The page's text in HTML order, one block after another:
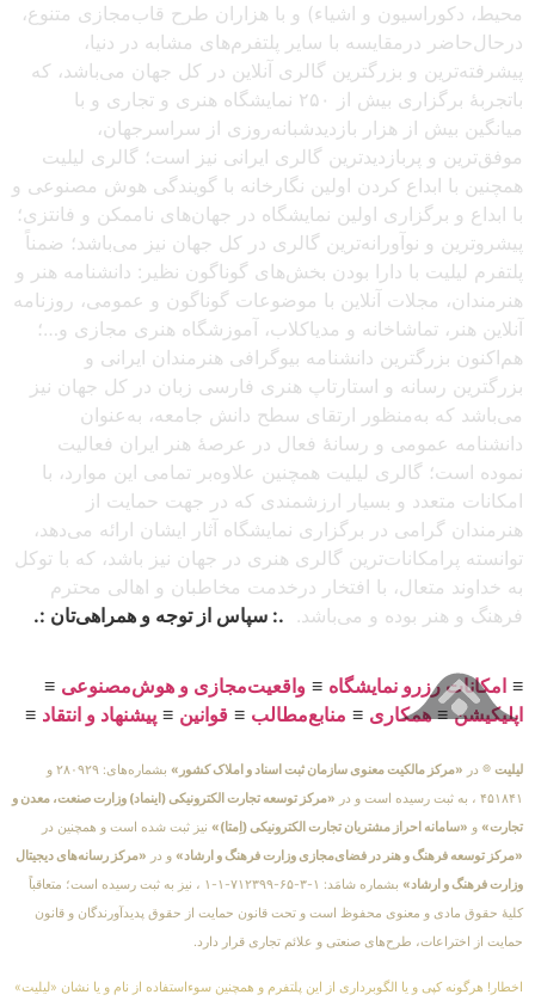
محیط، دکوراسیون و اشیاء) و با هزاران طرح قاب‌مجازی متنوع،
درحال‌حاضر درمقایسه با سایر پلتفرم‌های مشابه در دنیا،
پیشرفته‌ترین و بزرگترین گالری آنلاین در کل جهان می‌باشد، که
باتجربهٔ برگزاری بیش از ۲۵۰ نمایشگاه هنری و تجاری و با
میانگین بیش از هزار بازدیدشبانه‌روزی از سراسرجهان،
موفق‌ترین و پربازدیدترین گالری ایرانی نیز است؛ گالری لیلیت
همچنین با ابداع کردن اولین نگارخانه با گویندگی هوش مصنوعی و
با ابداع و برگزاری اولین نمایشگاه در جهان‌های ناممکن و فانتزی؛
پیشروترین و نوآورانه‌ترین گالری در کل جهان نیز می‌باشد؛ ضمناً
پلتفرم لیلیت با دارا بودن بخش‌های گوناگون نظیر: دانشنامه هنر و
هنرمندان، مجلات آنلاین با موضوعات گوناگون و عمومی، روزنامه
آنلاین هنر، تماشاخانه و مدیاکلاب، آموزشگاه هنری مجازی و…؛
هم‌اکنون بزرگترین دانشنامه بیوگرافی هنرمندان ایرانی و
بزرگترین رسانه و استارتاپ هنری فارسی زبان در کل جهان نیز
می‌باشد که به‌منظور ارتقای سطح دانش جامعه، به‌عنوان
دانشنامه عمومی و رسانهٔ فعال در عرصهٔ هنر ایران فعالیت
نموده است؛ گالری لیلیت همچنین علاوه‌بر تمامی این موارد، با
امکانات متعدد و بسیار ارزشمندی که در جهت حمایت از
هنرمندان گرامی در برگزاری نمایشگاه آثار ایشان ارائه می‌دهد،
توانسته پرامکانات‌ترین گالری هنری در جهان نیز باشد، که با توکل
به خداوند متعال، با افتخار درخدمت مخاطبان و اهالی محترم
فرهنگ و هنر بوده و می‌باشد. .: سپاس از توجه و همراهی‌تان :.
≡ امکانات رزرو نمایشگاه ≡ واقعیت‌مجازی و هوش‌مصنوعی ≡
اپلیکیشن≡همکاری ≡ منابع‌مطالب ≡ قوانین ≡ پیشنهاد و انتقاد ≡
لیلیت ® در «مرکز مالکیت معنوی سازمان ثبت اسناد و املاک کشور»
بشماره‌های: ۲۸۰۹۲۹ و
۴۵۱۸۴۱ ، به ثبت رسیده است و در
«مرکز توسعه تجارت الکترونیکی (اینماد) وزارت صنعت، معدن و
تجارت» و «سامانه احراز مشتریان تجارت الکترونیکی (اِمتا)» نیز ثبت شده است و همچنین در
«مرکز توسعه فرهنگ و هنر در فضای‌مجازی وزارت فرهنگ و ارشاد» و در «مرکز رسانه‌های دیجیتال
وزارت فرهنگ و ارشاد»
بشماره شامَد: ۱-۳-۶۵-۷۱۲۳۹۹-۱-۱ ، نیز به ثبت رسیده است؛ متعاقباً
کلیهٔ حقوق مادی و معنوی محفوظ است و تحت قانون حمایت از حقوق پدیدآورندگان و قانون
حمایت از اختراعات، طرح‌های صنعتی و علائم تجاری قرار دارد.
اخطار! هرگونه کپی و یا الگوبرداری از این پلتفرم و همچنین سوءاستفاده از نام و یا نشان «لیلیت»